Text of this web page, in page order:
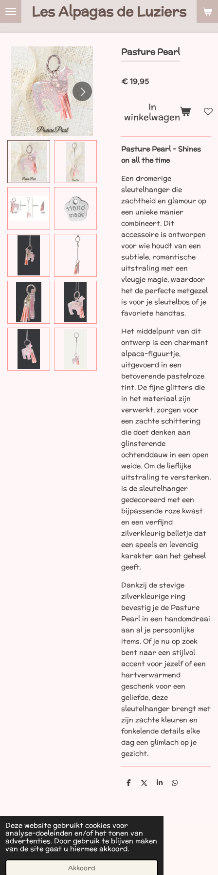
Deze website gebruikt cookies voor
analyse-doeleinden en/of het tonen van
advertenties. Door gebruik te blijven maken
van de site gaat u hiermee akkoord.
Akkoord
Ga
naar
hoofdinhoud
Les Alpagas de Luziers
Pasture Pearl
€ 19,95
In
winkelwagen
Pasture Pearl - Shines
on all the time
Een dromerige
sleutelhanger die
zachtheid en glamour op
een unieke manier
combineert. Dit
accessoire is ontworpen
voor wie houdt van een
subtiele, romantische
uitstraling met een
vleugje magie, waardoor
het de perfecte metgezel
is voor je sleutelbos of je
favoriete handtas.
Het middelpunt van dit
ontwerp is een charmant
alpaca-figuurtje,
uitgevoerd in een
betoverende pastelroze
tint. De fijne glitters die
in het materiaal zijn
verwerkt, zorgen voor
een zachte schittering
die doet denken aan
glinsterende
ochtenddauw in een open
weide. Om de lieflijke
uitstraling te versterken,
is de sleutelhanger
gedecoreerd met een
bijpassende roze kwast
en een verfijnd
zilverkleurig belletje dat
een speels en levendig
karakter aan het geheel
geeft.
Dankzij de stevige
zilverkleurige ring
bevestig je de Pasture
Pearl in een handomdraai
aan al je persoonlijke
items. Of je nu op zoek
bent naar een stijlvol
accent voor jezelf of een
hartverwarmend
geschenk voor een
geliefde, deze
sleutelhanger brengt met
zijn zachte kleuren en
fonkelende details elke
dag een glimlach op je
gezicht.
D
D
S
D
© 2023 - 2026 Les Alpagas de Luziers